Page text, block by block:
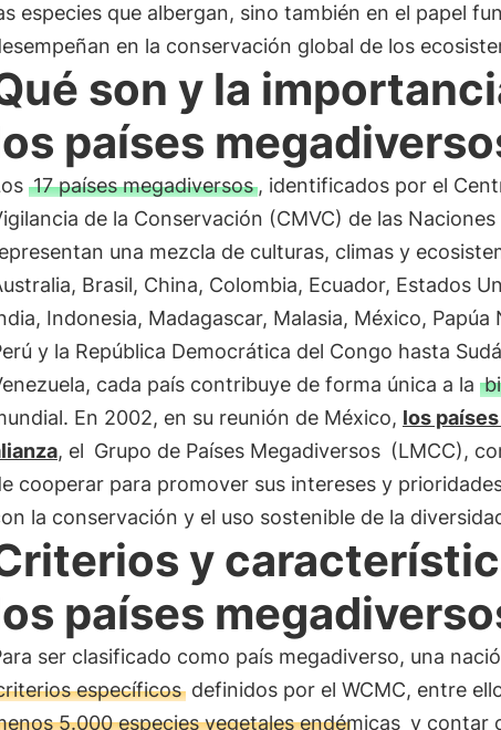
especies que albergan, sino también en el papel
en la conservación global de los
son y la
países
17 países megadiversos, identificados por el
de la Conservación (CMVC) de las Naciones
una mezcla de culturas, climas y
Brasil, China, Colombia, Ecuador, Estados
Indonesia, Madagascar, Malasia, México, Papúa
y la República Democrática del Congo hasta
cada país contribuye de forma única a la
En 2002, en su reunión de México, los
, el Grupo de Países Megadiversos (LMCC),
cooperar para promover sus intereses y
la conservación y el uso sostenible de la
y
países
ser clasificado como país megadiverso, una
específicosdefinidos por el WCMC, entre
5.000 especies vegetales endémicas y contar